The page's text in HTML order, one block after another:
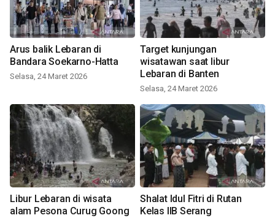
Arus balik Lebaran di
Bandara Soekarno-Hatta
Selasa, 24 Maret 2026
Target kunjungan
wisatawan saat libur
Lebaran di Banten
Selasa, 24 Maret 2026
Libur Lebaran di wisata
alam Pesona Curug Goong
Shalat Idul Fitri di Rutan
Kelas IIB Serang